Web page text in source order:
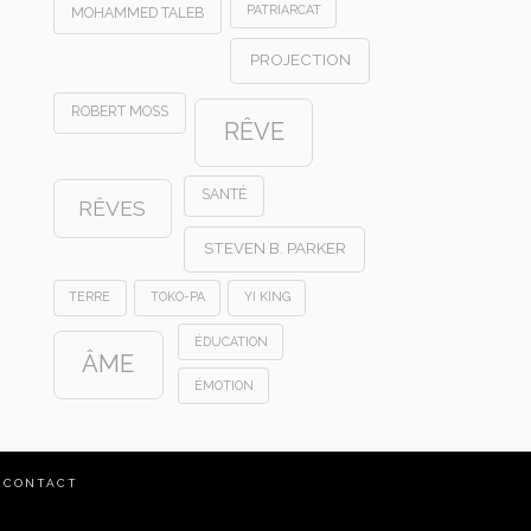
MOHAMMED TALEB PATRIARCAT
PROJECTION
ROBERT MOSS
RÊVE
RÊVES
SANTÉ
STEVEN B. PARKER
TERRE TOKO-PA YI KING
ÂME
ÉDUCATION
ÉMOTION
CONTACT